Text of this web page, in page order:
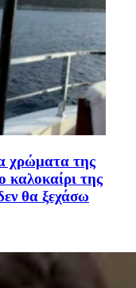
χρώματα της
καλοκαίρι της
θα ξεχάσω